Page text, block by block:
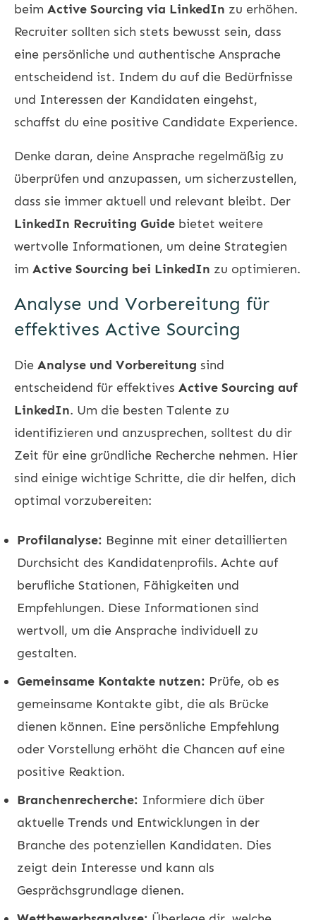
beim Active Sourcing via LinkedIn zu erhöhen.
Recruiter sollten sich stets bewusst sein, dass
eine persönliche und authentische Ansprache
entscheidend ist. Indem du auf die Bedürfnisse
und Interessen der Kandidaten eingehst,
schaffst du eine positive Candidate Experience.
Denke daran, deine Ansprache regelmäßig zu
überprüfen und anzupassen, um sicherzustellen,
dass sie immer aktuell und relevant bleibt. Der
LinkedIn Recruiting Guide bietet weitere
wertvolle Informationen, um deine Strategien
im Active Sourcing bei LinkedIn zu optimieren.
Analyse und Vorbereitung für
effektives Active Sourcing
Die Analyse und Vorbereitung sind
entscheidend für effektives Active Sourcing auf
LinkedIn. Um die besten Talente zu
identifizieren und anzusprechen, solltest du dir
Zeit für eine gründliche Recherche nehmen. Hier
sind einige wichtige Schritte, die dir helfen, dich
optimal vorzubereiten:
Profilanalyse: Beginne mit einer detaillierten
Durchsicht des Kandidatenprofils. Achte auf
berufliche Stationen, Fähigkeiten und
Empfehlungen. Diese Informationen sind
wertvoll, um die Ansprache individuell zu
gestalten.
Gemeinsame Kontakte nutzen: Prüfe, ob es
gemeinsame Kontakte gibt, die als Brücke
dienen können. Eine persönliche Empfehlung
oder Vorstellung erhöht die Chancen auf eine
positive Reaktion.
Branchenrecherche: Informiere dich über
aktuelle Trends und Entwicklungen in der
Branche des potenziellen Kandidaten. Dies
zeigt dein Interesse und kann als
Gesprächsgrundlage dienen.